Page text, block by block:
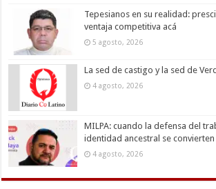
Tepesianos en su realidad:
ventaja competitiva acá
5 agosto, 2026
La sed de castigo y la sed de
4 agosto, 2026
MILPA: cuando la defensa del
identidad ancestral se convierten
4 agosto, 2026